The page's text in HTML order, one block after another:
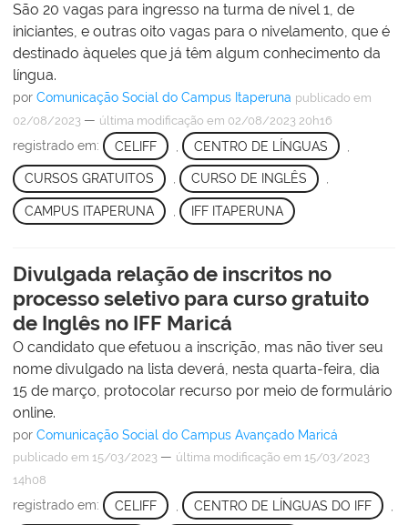
São 20 vagas para ingresso na turma de nível 1, de
iniciantes, e outras oito vagas para o nivelamento, que é
destinado àqueles que já têm algum conhecimento da
língua.
por Comunicação Social do Campus Itaperuna publicado em
02/08/2023 — última modificação em 02/08/2023 20h16
registrado em: CELIFF CENTRO DE LÍNGUAS
CURSOS GRATUITOS , CURSO DE INGLÊS ,
CAMPUS ITAPERUNA IFF ITAPERUNA
Divulgada relação de inscritos no
processo seletivo para curso gratuito
de Inglês no IFF Maricá
O candidato que efetuou a inscrição, mas não tiver seu
nome divulgado na lista deverá, nesta quarta-feira, dia
15 de março, protocolar recurso por meio de formulário
online.
por Comunicação Social do Campus Avançado Maricá
publicado em 15/03/2023 — última modificação em 15/03/2023
14h08
registrado em: CELIFF CENTRO DE LÍNGUAS DO IFF